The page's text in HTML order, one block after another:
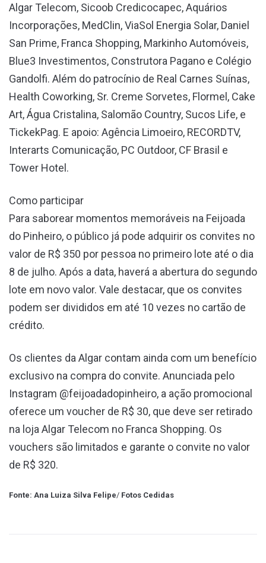
Algar Telecom, Sicoob Credicocapec, Aquários
Incorporações, MedClin, ViaSol Energia Solar, Daniel
San Prime, Franca Shopping, Markinho Automóveis,
Blue3 Investimentos, Construtora Pagano e Colégio
Gandolfi. Além do patrocínio de Real Carnes Suínas,
Health Coworking, Sr. Creme Sorvetes, Flormel, Cake
Art, Água Cristalina, Salomão Country, Sucos Life, e
TickekPag. E apoio: Agência Limoeiro, RECORDTV,
Interarts Comunicação, PC Outdoor, CF Brasil e
Tower Hotel.
Como participar
Para saborear momentos memoráveis na Feijoada
do Pinheiro, o público já pode adquirir os convites no
valor de R$ 350 por pessoa no primeiro lote até o dia
8 de julho. Após a data, haverá a abertura do segundo
lote em novo valor. Vale destacar, que os convites
podem ser divididos em até 10 vezes no cartão de
crédito.
Os clientes da Algar contam ainda com um benefício
exclusivo na compra do convite. Anunciada pelo
Instagram @feijoadadopinheiro, a ação promocional
oferece um voucher de R$ 30, que deve ser retirado
na loja Algar Telecom no Franca Shopping. Os
vouchers são limitados e garante o convite no valor
de R$ 320.
Fonte: Ana Luiza Silva Felipe/ Fotos Cedidas